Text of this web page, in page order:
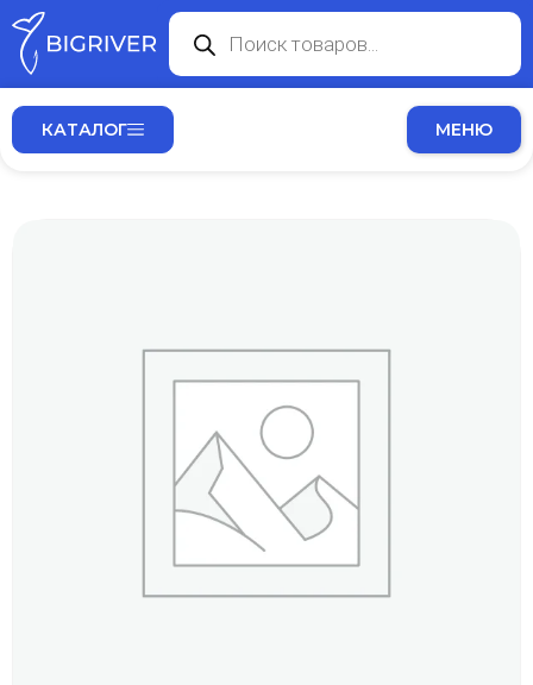
КАТАЛОГ МЕНЮ